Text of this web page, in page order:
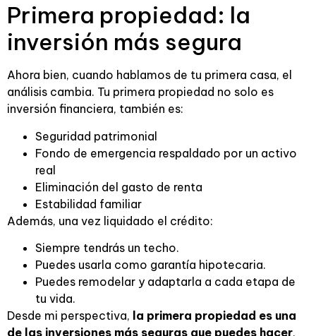
Primera propiedad: la
inversión más segura
Ahora bien, cuando hablamos de tu primera casa, el
análisis cambia. Tu primera propiedad no solo es
inversión financiera, también es:
Seguridad patrimonial
Fondo de emergencia respaldado por un activo
real
Eliminación del gasto de renta
Estabilidad familiar
Además, una vez liquidado el crédito:
Siempre tendrás un techo.
Puedes usarla como garantía hipotecaria.
Puedes remodelar y adaptarla a cada etapa de
tu vida.
Desde mi perspectiva, la primera propiedad es una
de las inversiones más seguras que puedes hacer,